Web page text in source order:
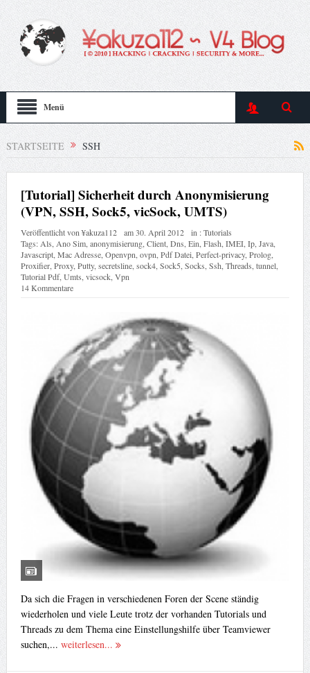
Menü
STARTSEITE SSH
[Tutorial] Sicherheit durch Anonymisierung
(VPN, SSH, Sock5, vicSock, UMTS)
Veröffentlicht von¥akuza112 am30. April 2012 in :Tutorials
Tags: Als Ano Sim, anonymisierung, Client, Dns Ein Flash IMEI, Ip, Java,
Javascript, Mac Adresse, Openvpn ovpn Pdf Datei Perfect-privacy, Prolog,
Proxifier, Proxy, Putty, secretsline, sock4, Sock5 Socks Ssh Threads tunnel,
Tutorial Pdf, Umts vicsock, Vpn
14 Kommentare
Da sich die Fragen in verschiedenen Foren der Scene ständig
wiederholen und viele Leute trotz der vorhanden Tutorials und
Threads zu dem Thema eine Einstellungshilfe über Teamviewer
suchen,... weiterlesen...